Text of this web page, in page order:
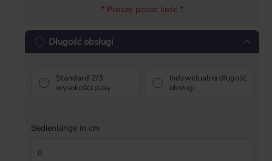
* Proszę podać ilość *
Długość obsługi
Standard 2/3
wysokości plisy
Indywidualna długość
obsługi
Bedienlänge in cm